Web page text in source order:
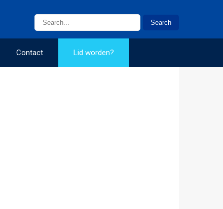
Contact Lid worden?